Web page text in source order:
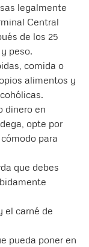
legalmente
Central
de los 25
peso.
comida o
alimentos y
dinero en
opte por
para
que debes
el carné de
pueda poner en